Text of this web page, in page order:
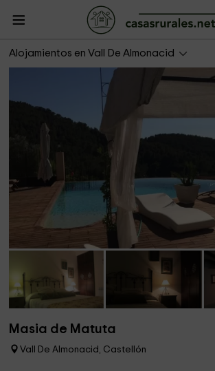
Alojamientos en Vall De Almonacid
Masia de Matuta
Vall De Almonacid, Castellón